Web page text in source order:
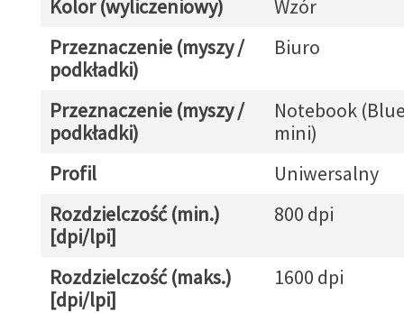
Kolor (wyliczeniowy)
Wzór
Przeznaczenie (myszy /
podkładki)
Biuro
Przeznaczenie (myszy /
podkładki)
Notebook
mini)
Profil
Uniwersalny
Rozdzielczość (min.)
[dpi/lpi]
800 dpi
Rozdzielczość (maks.)
[dpi/lpi]
1600 dpi